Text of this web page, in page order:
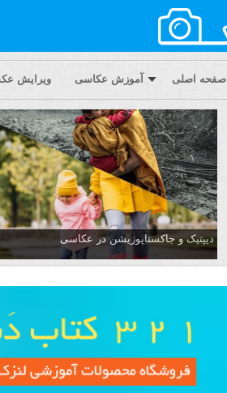
صفحه اصلی آموزش عکاسی ویرایش
دیپتیک و جاکستا‌پوزیشن در عکاسی